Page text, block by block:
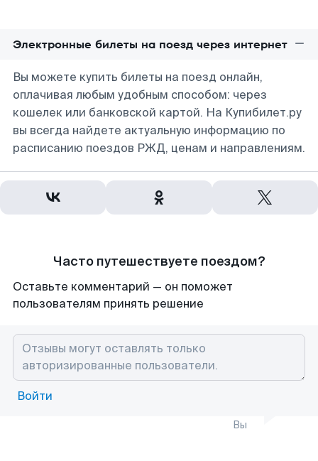
Электронные билеты на поезд через интернет
Вы можете купить билеты на поезд онлайн,
оплачивая любым удобным способом: через
кошелек или банковской картой. На Купибилет.ру
вы всегда найдете актуальную информацию по
расписанию поездов РЖД, ценам и направлениям.
Часто путешествуете поездом?
Оставьте комментарий — он поможет
пользователям принять решение
Войти
Вы